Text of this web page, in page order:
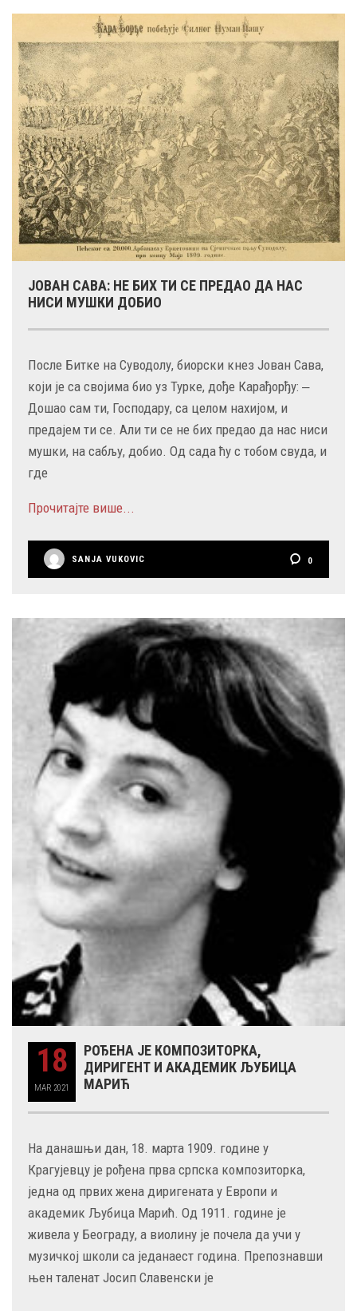
ЈОВАН САВА: НЕ БИХ ТИ СЕ ПРЕДАО ДА НАС
НИСИ МУШКИ ДОБИО
После Битке на Суводолу, биорски кнез Јован Сава,
који је са својима био уз Турке, дође Карађорђу: ‒
Дошао сам ти, Господару, са целом нахијом, и
предајем ти се. Али ти се не бих предао да нас ниси
мушки, на сабљу, добио. Од сада ћу с тобом свуда, и
где
Прочитајте више...
SANJA VUKOVIC 0
18
MAR 2021
РОЂЕНА ЈЕ КОМПОЗИТОРКА,
ДИРИГЕНТ И АКАДЕМИК ЉУБИЦА
МАРИЋ
На данашњи дан, 18. марта 1909. године у
Крагујевцу је рођена прва српска композиторка,
једна од првих жена диригената у Европи и
академик Љубица Марић. Од 1911. године је
живела у Београду, а виолину је почела да учи у
музичкој школи са једанаест година. Препознавши
њен таленат Јосип Славенски је